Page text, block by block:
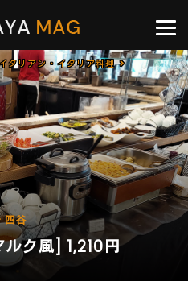
タリアン・イタリア料理
四谷
ク風] 1,210円